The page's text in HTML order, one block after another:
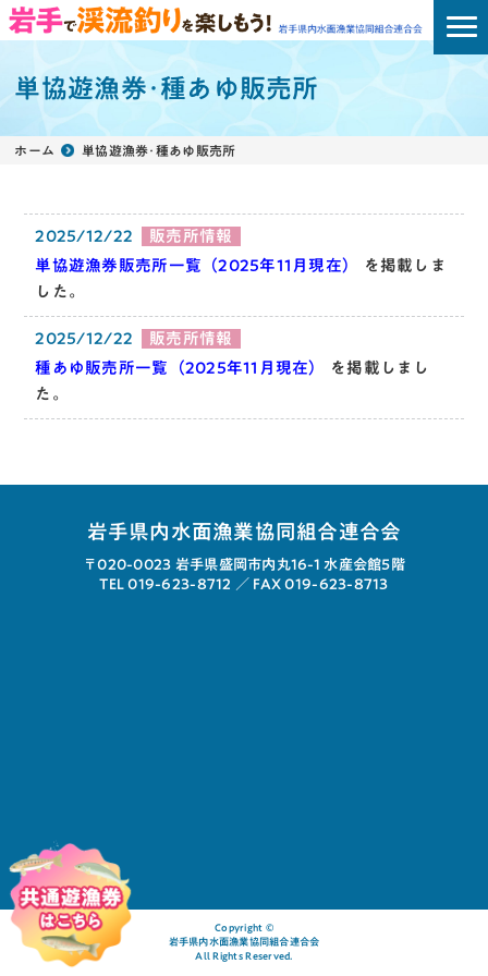
単協遊漁券･種あゆ販売所
ホーム 単協遊漁券･種あゆ販売所
2025/12/22
販売所情報
単協遊漁券販売所一覧（2025年11月現在）
を掲載しま
した。
2025/12/22
販売所情報
種あゆ販売所一覧（2025年11月現在）
を掲載しまし
た。
岩手県内水面漁業協同組合連合会
〒020-0023 岩手県盛岡市内丸16-1 水産会館5階
TEL 019-623-8712 ／ FAX 019-623-8713
Copyright ©︎
岩手県内水面漁業協同組合連合会
All Rights Reserved.